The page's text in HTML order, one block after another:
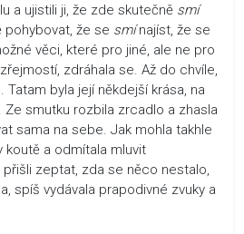
a ujistili ji, že zde skutečně smí
pohybovat, že se smínajíst, že se
věci, které pro jiné, ale ne pro
zdráhala se. Až do chvíle,
Tatam byla její někdejší krása, na
Ze smutku rozbila zrcadlo a zhasla
sama na sebe. Jak mohla takhle
koutě a odmítala mluvit
zeptat, zda se něco nestalo,
spíš vydávala prapodivné zvuky a